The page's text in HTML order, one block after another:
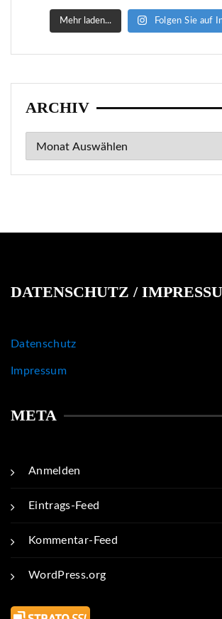
Mehr laden... Folgen Sie auf
ARCHIV
Archiv
DATENSCHUTZ /
Datenschutz
Impressum
META
Anmelden
Eintrags-Feed
Kommentar-Feed
WordPress.org